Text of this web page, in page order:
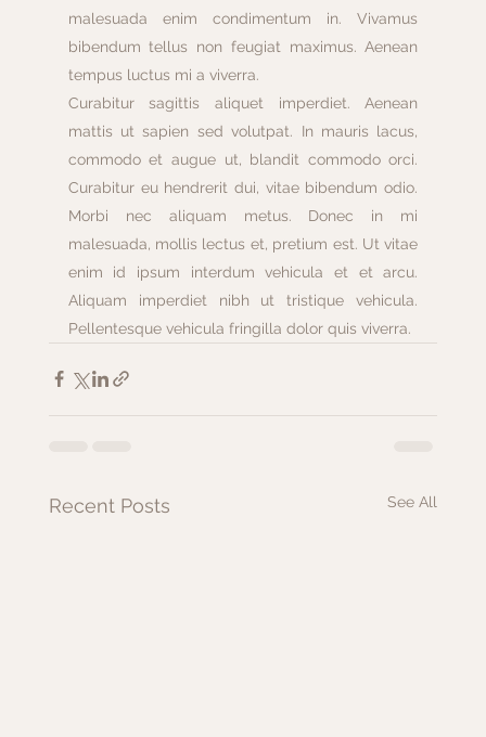
malesuada enim condimentum in. Vivamus
bibendum tellus non feugiat maximus. Aenean
tempus luctus mi a viverra.
Curabitur sagittis aliquet imperdiet. Aenean
mattis ut sapien sed volutpat. In mauris lacus,
commodo et augue ut, blandit commodo orci.
Curabitur eu hendrerit dui, vitae bibendum odio.
Morbi nec aliquam metus. Donec in mi
malesuada, mollis lectus et, pretium est. Ut vitae
enim id ipsum interdum vehicula et et arcu.
Aliquam imperdiet nibh ut tristique vehicula.
Pellentesque vehicula fringilla dolor quis viverra.
Recent Posts See All